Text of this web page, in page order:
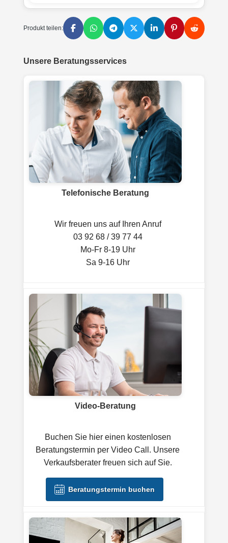
Produkt teilen:
Unsere Beratungsservices
Telefonische Beratung
Wir freuen uns auf Ihren Anruf
03 92 68 / 39 77 44
Mo-Fr 8-19 Uhr
Sa 9-16 Uhr
Video-Beratung
Buchen Sie hier einen kostenlosen
Beratungstermin per Video Call. Unsere
Verkaufsberater freuen sich auf Sie.
Beratungstermin buchen